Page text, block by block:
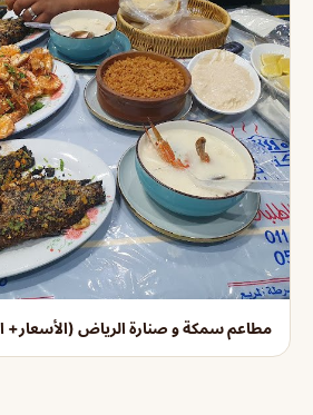
مطاعم سمكة و صنارة الرياض (الأسعار+